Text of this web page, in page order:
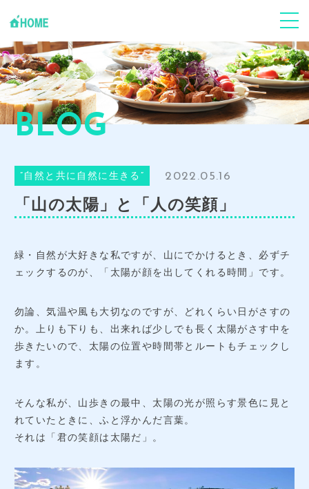
ABOUT
Jフードハーモニーについて
個人の方
心身ケア
Youtube
News
CONTACT
お申し込み・お問い合わせ
法人お見積りフォーム
BLOG
”自然と共に自然に生きる” 2022.05.16
「山の太陽」と「人の笑顔」
緑・自然が大好きな私ですが、山にでかけるとき、必ずチ
ェックするのが、「太陽が顔を出してくれる時間」です。
勿論、気温や風も大切なのですが、どれくらい日がさすの
か。上りも下りも、出来れば少しでも長く太陽がさす中を
歩きたいので、太陽の位置や時間帯とルートもチェックし
ます。
そんな私が、山歩きの最中、太陽の光が照らす景色に見と
れていたときに、ふと浮かんだ言葉。
それは「君の笑顔は太陽だ」。